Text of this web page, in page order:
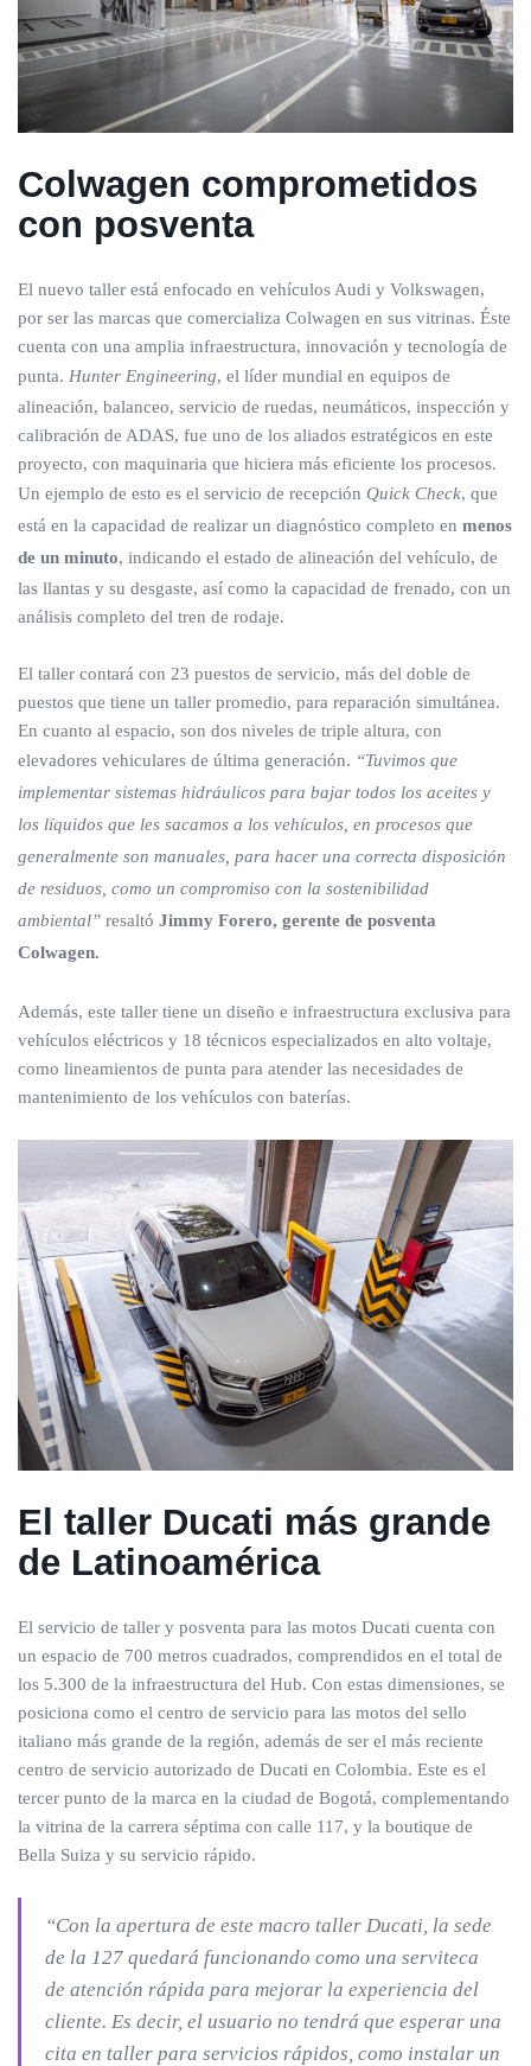
Colwagen comprometidos
con posventa
El nuevo taller está enfocado en vehículos Audi y Volkswagen,
por ser las marcas que comercializa Colwagen en sus vitrinas. Éste
cuenta con una amplia infraestructura, innovación y tecnología de
punta. Hunter Engineering, el líder mundial en equipos de
alineación, balanceo, servicio de ruedas, neumáticos, inspección y
calibración de ADAS, fue uno de los aliados estratégicos en este
proyecto, con maquinaria que hiciera más eficiente los procesos.
Un ejemplo de esto es el servicio de recepción Quick Check, que
está en la capacidad de realizar un diagnóstico completo en menos
de un minuto, indicando el estado de alineación del vehículo, de
las llantas y su desgaste, así como la capacidad de frenado, con un
análisis completo del tren de rodaje.
El taller contará con 23 puestos de servicio, más del doble de
puestos que tiene un taller promedio, para reparación simultánea.
En cuanto al espacio, son dos niveles de triple altura, con
elevadores vehiculares de última generación. “Tuvimos que
implementar sistemas hidráulicos para bajar todos los aceites y
los líquidos que les sacamos a los vehículos, en procesos que
generalmente son manuales, para hacer una correcta disposición
de residuos, como un compromiso con la sostenibilidad
ambiental” resaltó Jimmy Forero, gerente de posventa
Colwagen.
Además, este taller tiene un diseño e infraestructura exclusiva para
vehículos eléctricos y 18 técnicos especializados en alto voltaje,
como lineamientos de punta para atender las necesidades de
mantenimiento de los vehículos con baterías.
El taller Ducati más grande
de Latinoamérica
El servicio de taller y posventa para las motos Ducati cuenta con
un espacio de 700 metros cuadrados, comprendidos en el total de
los 5.300 de la infraestructura del Hub. Con estas dimensiones, se
posiciona como el centro de servicio para las motos del sello
italiano más grande de la región, además de ser el más reciente
centro de servicio autorizado de Ducati en Colombia. Este es el
tercer punto de la marca en la ciudad de Bogotá, complementando
la vitrina de la carrera séptima con calle 117, y la boutique de
Bella Suiza y su servicio rápido.
“Con la apertura de este macro taller Ducati, la sede
de la 127 quedará funcionando como una serviteca
de atención rápida para mejorar la experiencia del
cliente. Es decir, el usuario no tendrá que esperar una
cita en taller para servicios rápidos, como instalar un